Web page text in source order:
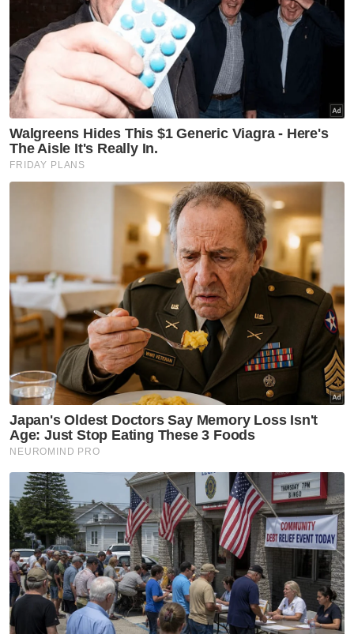
Berita Telus & Tulus menerusi E-Mel setiap
hari!
Ahli keluarga kepada pelajar mangsa tikaman di sebuah sekolah
menengah di Banting berada di Hospital Banting di mana
mangsa berkenaan menerima rawatan pada Isnin. Foto
"Setakat ini, saya dimaklumkan pasukan
perubatan sedang berusaha mengeluarkan
darah pada paru-paru kiri anak saya dan dia
dalam keadaan stabil serta masih boleh
bercakap," katanya yang bekerja sebagai
penghantar barangan ketika ditemui di Hospital
Banting di sini pada Isnin.